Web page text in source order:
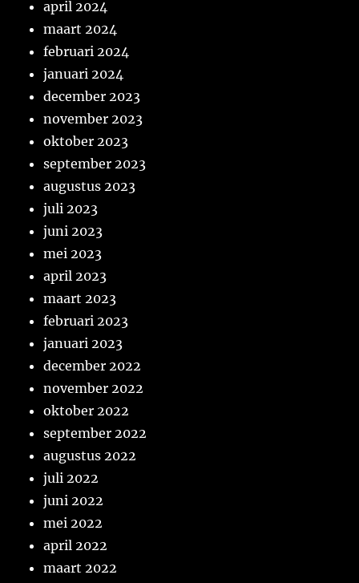
april 2024
maart 2024
februari 2024
januari 2024
december 2023
november 2023
oktober 2023
september 2023
augustus 2023
juli 2023
juni 2023
mei 2023
april 2023
maart 2023
februari 2023
januari 2023
december 2022
november 2022
oktober 2022
september 2022
augustus 2022
juli 2022
juni 2022
mei 2022
april 2022
maart 2022